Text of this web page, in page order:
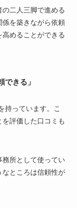
二人三脚で進める
を築きながら依頼
めることができる
できる」
持っています。こ
評価した口コミも
所として使ってい
ところは信頼性が